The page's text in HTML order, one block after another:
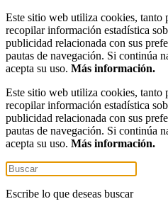
Este sitio web utiliza cookies, tanto
recopilar información estadística
publicidad relacionada con sus
pautas de navegación. Si continúa
acepta su uso. Más información.
Este sitio web utiliza cookies, tanto
recopilar información estadística
publicidad relacionada con sus
pautas de navegación. Si continúa
acepta su uso. Más información.
Escribe lo que deseas buscar